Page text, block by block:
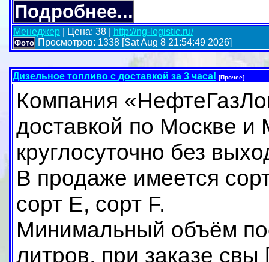
Подробнее...
Менеджер | Цена: 38 | http://ng-logistic.ru/
Фото Просмотров: 1338 [Sat Aug 8 21:54:49 2026]
Дизельное топливо с доставкой за 3 часа! [Прочее]
Компания
доставкой по Москве и
круглосуточно без
В продаже имеется
сорт Е, сорт F.
Минимальный объём
литров, при заказе свы